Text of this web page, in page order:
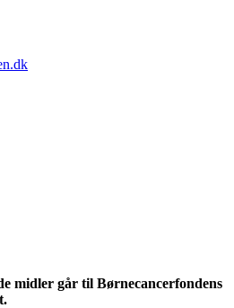
midler går til Børnecancerfondens